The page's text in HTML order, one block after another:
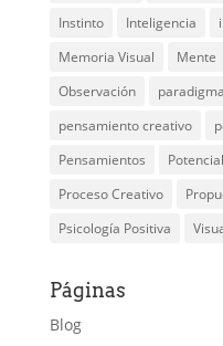
Instinto
Inteligencia
Memoria Visual
Mente
Observación
pensamiento creativo
Pensamientos
Proceso Creativo
Psicología Positiva
Páginas
Blog